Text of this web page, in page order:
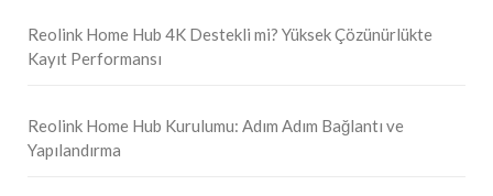
Reolink Home Hub 4K Destekli mi? Yüksek Çözünürlükte
Kayıt Performansı
Reolink Home Hub Kurulumu: Adım Adım Bağlantı ve
Yapılandırma